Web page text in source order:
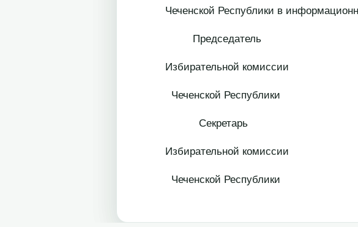
Чеченской Республики в
Председатель
Избирательной комиссии
Чеченской
Секретарь
Избирательной комиссии
Чеченской